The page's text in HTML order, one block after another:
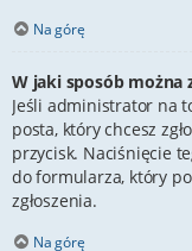
Na górę
W jaki sposób można
Jeśli administrator na
posta, który chcesz
przycisk. Naciśnięcie
do formularza, który
zgłoszenia.
Na górę